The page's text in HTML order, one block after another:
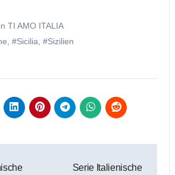
TI AMO ITALIA
#Sicilia #Sizilien
Serie Italienische